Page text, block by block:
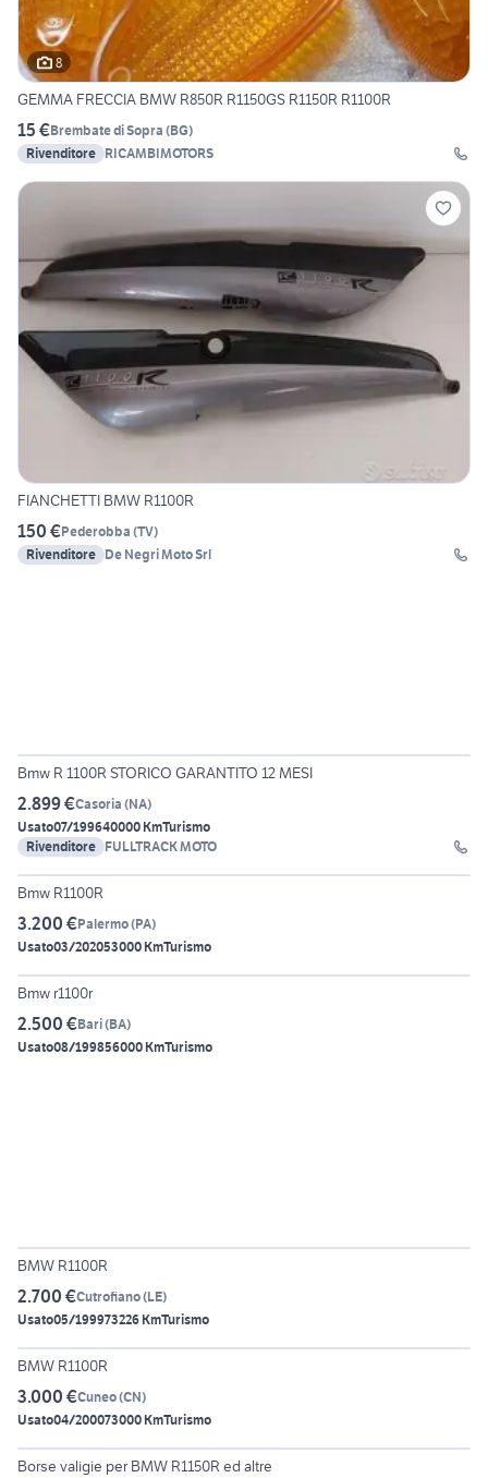
8
GEMMA FRECCIA BMW R850R R1150GS R1150R R1100R
15 €Brembate di Sopra (BG)
Rivenditore RICAMBIMOTORS
FIANCHETTI BMW R1100R
150 €Pederobba (TV)
Rivenditore De Negri Moto Srl
Bmw R 1100R STORICO GARANTITO 12 MESI
2.899 €Casoria (NA)
Usato07/199640000 KmTurismo
Rivenditore FULLTRACK MOTO
4
Bmw R1100R
3.200 €Palermo(PA)
Usato03/202053000 KmTurismo
6
Bmw r1100r
2.500 €Bari(BA)
Usato08/199856000 KmTurismo
BMW R1100R
2.700 €Cutrofiano(LE)
Usato05/199973226 KmTurismo
6
BMW R1100R
3.000 €Cuneo(CN)
Usato04/200073000 KmTurismo
6
Borse valigie per BMW R1150R ed altre